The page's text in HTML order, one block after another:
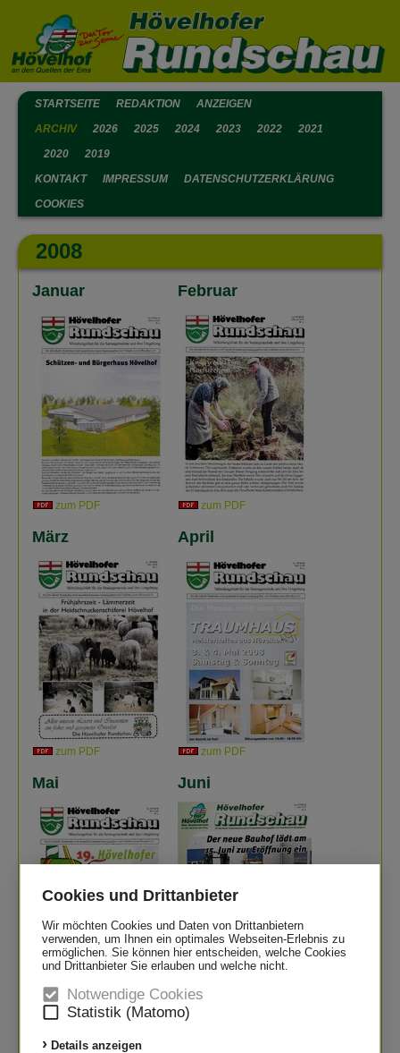
Cookies und Drittanbieter
Wir möchten Cookies und Daten von Drittanbietern
verwenden, um Ihnen ein optimales Webseiten-Erlebnis zu
ermöglichen. Sie können hier entscheiden, welche Cookies
und Drittanbieter Sie erlauben und welche nicht.
Notwendige Cookies
Statistik (Matomo)
Details anzeigen
STARTSEITE REDAKTION
ANZEIGEN
ARCHIV
2026 2025 2024 2023 2022
2021
2020
2019
KONTAKT
IMPRESSUM
DATENSCHUTZERKLÄRUNG
COOKIES
2008
Januar
zum PDF
Februar
zum PDF
März
zum PDF
April
zum PDF
Mai
zum PDF
Juni
zum PDF